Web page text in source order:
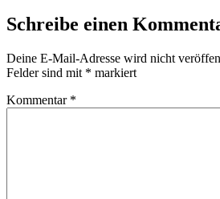
Schreibe einen
Deine E-Mail-Adresse wird nicht
Felder sind mit * markiert
Kommentar *